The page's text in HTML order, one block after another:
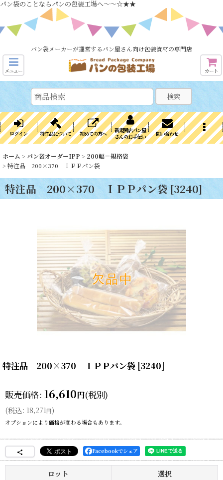
パン袋のことならパンの包装工場へ～～☆★★
パン袋メーカーが運営するパン屋さん向け包装資材の専門店
メニュー カート
検索
ログイン 特注品について 初めての方へ
新規開店パン屋
さんのお手伝い
問い合わせ
ホーム > パン袋オーダーIPP > 200幅＝規格袋
> 特注品 200×370 ＩＰＰパン袋
特注品 200×370 ＩＰＰパン袋 [3240]
特注品 200×370 ＩＰＰパン袋 [3240]
販売価格: 16,610円(税別)
(税込: 18,271円)
オプションにより価格が変わる場合もあります。
Facebookでシェア
ロット
選択